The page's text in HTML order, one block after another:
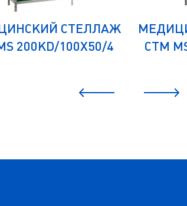
СТЕЛЛАЖ
200KD/100Х50/4
СТМ